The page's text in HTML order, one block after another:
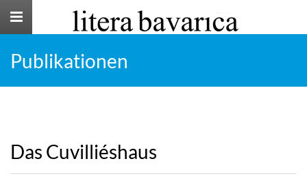
Toggle
Publikationen
Das Cuvilliéshaus